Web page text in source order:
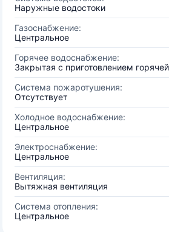
Наружные водостоки
Газоснабжение:
Центральное
Горячее водоснабжение:
Закрытая с приготовлением
Система пожаротушения:
Отсутствует
Холодное водоснабжение:
Центральное
Электроснабжение:
Центральное
Вентиляция:
Вытяжная вентиляция
Система отопления:
Центральное